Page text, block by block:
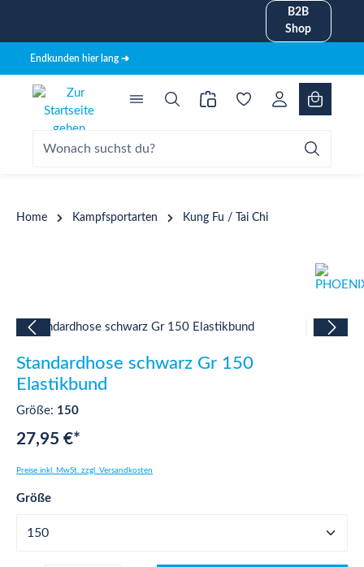
B2B
Shop
Endkunden hier lang ➜
Home Kampfsportarten Kung Fu / Tai Chi
Bildergalerie überspringen
Standardhose schwarz Gr 150
Elastikbund
Größe: 150
27,95 €*
Preise inkl. MwSt. zzgl. Versandkosten
Größeauswählen